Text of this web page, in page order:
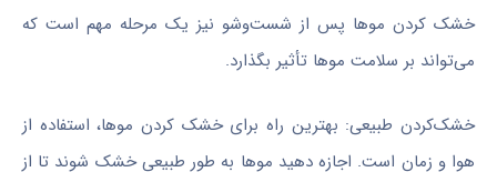
خشک کردن موها پس از شست‌وشو نیز یک مرحله مهم است که
می‌تواند بر سلامت موها تأثیر بگذارد.
خشک‌کردن طبیعی: بهترین راه برای خشک کردن موها، استفاده از
هوا و زمان است. اجازه دهید موها به طور طبیعی خشک شوند تا از